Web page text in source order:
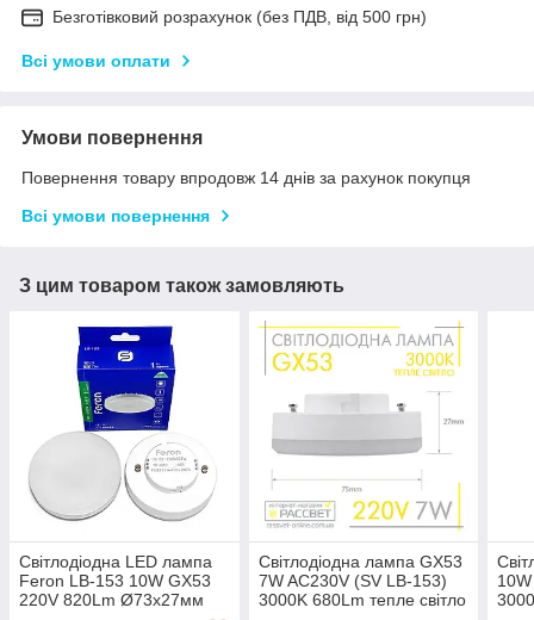
Безготівковий розрахунок (без ПДВ, від 500 грн)
Всі умови оплати
Умови повернення
Повернення товару впродовж 14 днів за рахунок покупця
Всі умови повернення
З цим товаром також замовляють
Світлодіодна LED лампа
Feron LB-153 10W GX53
220V 820Lm Ø73х27мм
Світлодіодна лампа GX53
7W AC230V (SV LB-153)
3000K 680Lm тепле світло